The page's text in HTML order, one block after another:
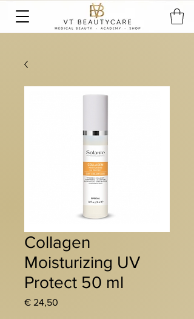
Collagen
Moisturizing UV
Protect 50 ml
€ 24,50